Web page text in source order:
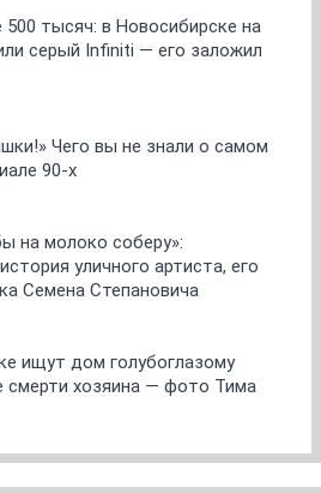
тысяч: в Новосибирске на
серый Infiniti — его заложил
Чего вы не знали о самом
90-х
на молоко соберу»:
уличного артиста, его
Семена Степановича
ищут дом голубоглазому
смерти хозяина — фото Тима